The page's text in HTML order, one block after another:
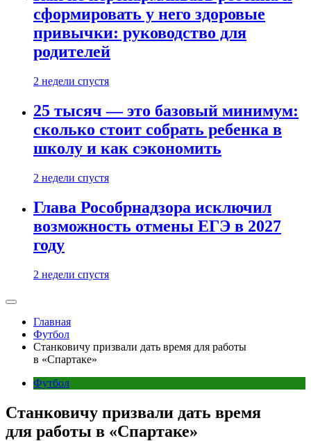
сформировать у него здоровые
привычки: руководство для
родителей
2 недели спустя
25 тысяч — это базовый минимум:
сколько стоит собрать ребенка в
школу и как сэкономить
2 недели спустя
Глава Рособрнадзора исключил
возможность отмены ЕГЭ в 2027
году
2 недели спустя
Главная
Футбол
Станковичу призвали дать время для работы
в «Спартаке»
Футбол
Станковичу призвали дать время
для работы в «Спартаке»